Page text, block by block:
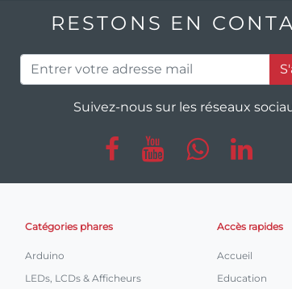
RESTONS EN
Suivez-nous sur les réseaux
Catégories phares
Arduino
LEDs, LCDs & Afficheurs
Accès rapides
Accueil
Education